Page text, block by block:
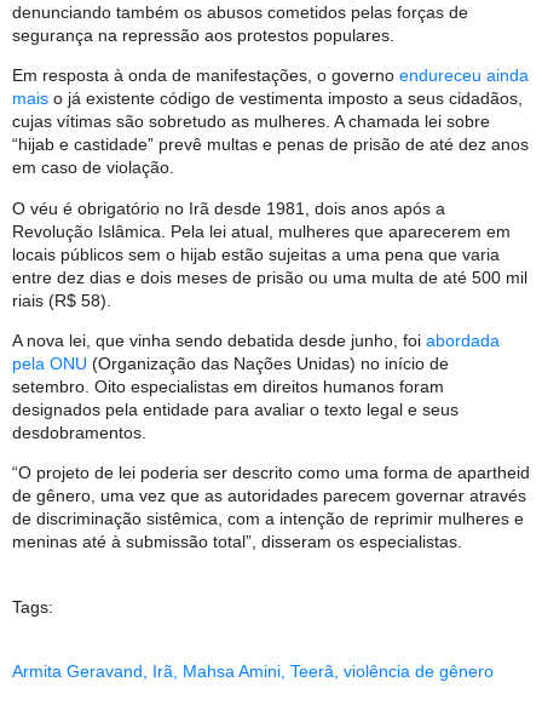
denunciando também os abusos cometidos pelas forças de
segurança na repressão aos protestos populares.
Em resposta à onda de manifestações, o governo endureceu ainda
mais o já existente código de vestimenta imposto a seus cidadãos,
cujas vítimas são sobretudo as mulheres. A chamada lei sobre
“hijab e castidade” prevê multas e penas de prisão de até dez anos
em caso de violação.
O véu é obrigatório no Irã desde 1981, dois anos após a
Revolução Islâmica. Pela lei atual, mulheres que aparecerem em
locais públicos sem o hijab estão sujeitas a uma pena que varia
entre dez dias e dois meses de prisão ou uma multa de até 500 mil
riais (R$ 58).
A nova lei, que vinha sendo debatida desde junho, foi abordada
pela ONU (Organização das Nações Unidas) no início de
setembro. Oito especialistas em direitos humanos foram
designados pela entidade para avaliar o texto legal e seus
desdobramentos.
“O projeto de lei poderia ser descrito como uma forma de apartheid
de gênero, uma vez que as autoridades parecem governar através
de discriminação sistêmica, com a intenção de reprimir mulheres e
meninas até à submissão total”, disseram os especialistas.
Tags:
Armita Geravand, Irã, Mahsa Amini, Teerã, violência de gênero